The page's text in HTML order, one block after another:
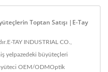
Toptan Satışı |E-Tay
TAY INDUSTRIAL CO.,
yelpazedeki büyüteçleri
OEM/ODMOptik